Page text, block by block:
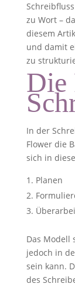
zu Wort –
diesem
und damit
zu
Die
In der
Flower die
sich in
Planen
Das Modell
jedoch in
sein kann.
des